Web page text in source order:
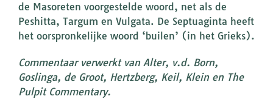
de Masoreten voorgestelde woord, net als de
Peshitta, Targum en Vulgata. De Septuaginta heeft
het oorspronkelijke woord ‘builen’ (in het Grieks).
Commentaar verwerkt van Alter, v.d. Born,
Goslinga, de Groot, Hertzberg, Keil, Klein en The
Pulpit Commentary.